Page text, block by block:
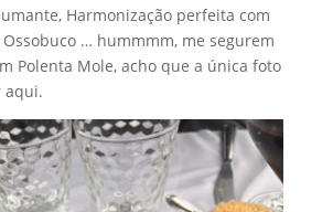
Harmonização perfeita com
… hummmm, me segurem
Polenta Mole, acho que a única foto
aqui.